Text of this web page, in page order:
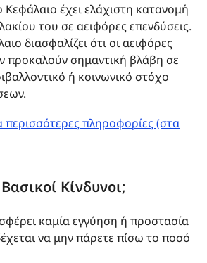
Κεφάλαιο έχει ελάχιστη κατανομή
του σε αειφόρες επενδύσεις.
διασφαλίζει ότι οι αειφόρες
προκαλούν σημαντική βλάβη σε
ή κοινωνικό στόχο
περισσότερες πληροφορίες (στα
Κίνδυνοι;
καμία εγγύηση ή προστασία
να μην πάρετε πίσω το ποσό